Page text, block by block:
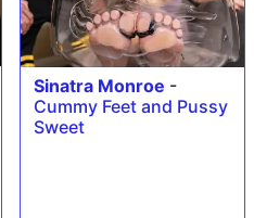
Sinatra Monroe -
Cummy Feet and Pussy
Sweet